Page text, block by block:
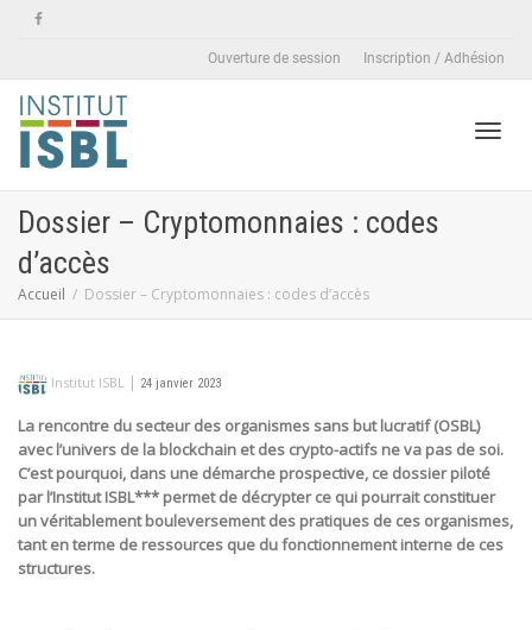
Ouverture de session Inscription / Adhésion
Dossier – Cryptomonnaies : codes
d’accès
Accueil Dossier – Cryptomonnaies : codes d’accès
Institut ISBL | 24 janvier 2023
La rencontre du secteur des organismes sans but lucratif (OSBL)
avec l’univers de la blockchain et des crypto-actifs ne va pas de soi.
C’est pourquoi, dans une démarche prospective, ce dossier piloté
par l’Institut ISBL*** permet de décrypter ce qui pourrait constituer
un véritablement bouleversement des pratiques de ces organismes,
tant en terme de ressources que du fonctionnement interne de ces
structures.